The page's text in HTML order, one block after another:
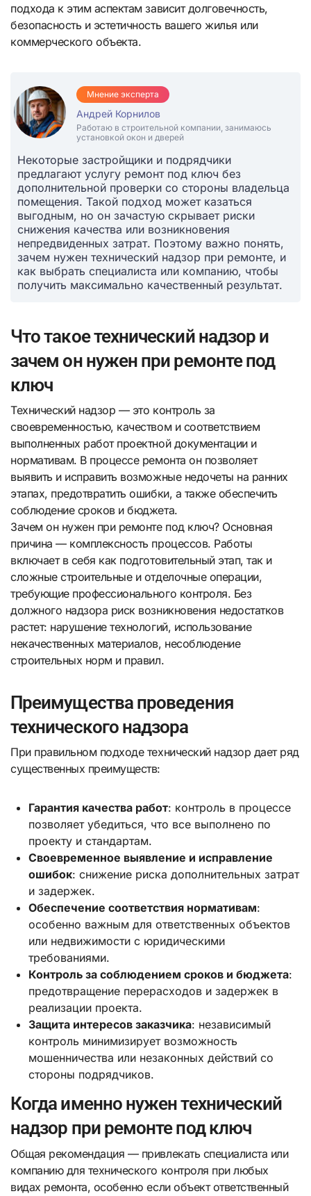
подхода к этим аспектам зависит долговечность,
безопасность и эстетичность вашего жилья или
коммерческого объекта.
Мнение эксперта
Андрей Корнилов
Работаю в строительной компании, занимаюсь
установкой окон и дверей
Некоторые застройщики и подрядчики
предлагают услугу ремонт под ключ без
дополнительной проверки со стороны владельца
помещения. Такой подход может казаться
выгодным, но он зачастую скрывает риски
снижения качества или возникновения
непредвиденных затрат. Поэтому важно понять,
зачем нужен технический надзор при ремонте, и
как выбрать специалиста или компанию, чтобы
получить максимально качественный результат.
Что такое технический надзор и
зачем он нужен при ремонте под
ключ
Технический надзор — это контроль за
своевременностью, качеством и соответствием
выполненных работ проектной документации и
нормативам. В процессе ремонта он позволяет
выявить и исправить возможные недочеты на ранних
этапах, предотвратить ошибки, а также обеспечить
соблюдение сроков и бюджета.
Зачем он нужен при ремонте под ключ? Основная
причина — комплексность процессов. Работы
включает в себя как подготовительный этап, так и
сложные строительные и отделочные операции,
требующие профессионального контроля. Без
должного надзора риск возникновения недостатков
растет: нарушение технологий, использование
некачественных материалов, несоблюдение
строительных норм и правил.
Преимущества проведения
технического надзора
При правильном подходе технический надзор дает ряд
существенных преимуществ:
Гарантия качества работ: контроль в процессе
позволяет убедиться, что все выполнено по
проекту и стандартам.
Своевременное выявление и исправление
ошибок: снижение риска дополнительных затрат
и задержек.
Обеспечение соответствия нормативам:
особенно важным для ответственных объектов
или недвижимости с юридическими
требованиями.
Контроль за соблюдением сроков и бюджета:
предотвращение перерасходов и задержек в
реализации проекта.
Защита интересов заказчика: независимый
контроль минимизирует возможность
мошенничества или незаконных действий со
стороны подрядчиков.
Когда именно нужен технический
надзор при ремонте под ключ
Общая рекомендация — привлекать специалиста или
компанию для технического контроля при любых
видах ремонта, особенно если объект ответственный